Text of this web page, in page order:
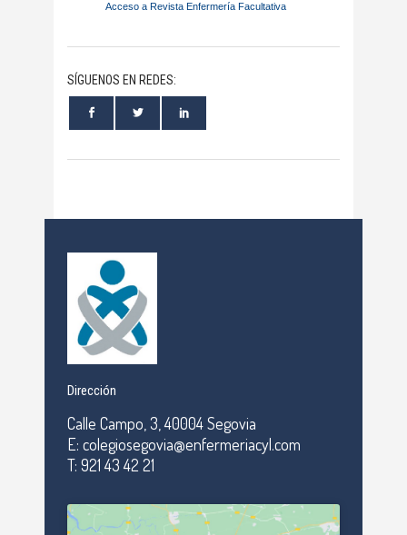
Acceso a Revista Enfermería Facultativa
SÍGUENOS EN REDES:
Dirección
Calle Campo, 3, 40004 Segovia
E: colegiosegovia@enfermeriacyl.com
T: 921 43 42 21